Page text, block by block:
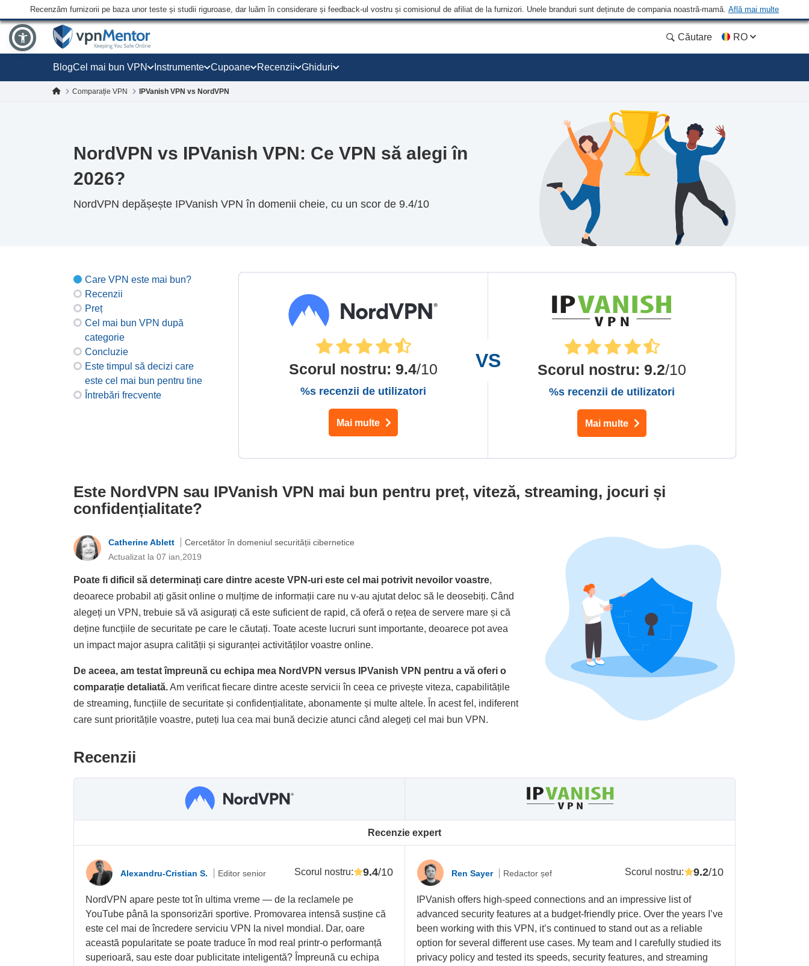
Recenzăm furnizorii pe baza unor teste și studii riguroase, dar luăm în considerare și feedback-ul vostru și comisionul de afiliat de la furnizori. Unele branduri sunt deținute de compania noastră-mamă. Află mai multe
Căutare RO
BlogCel mai bun VPN Instrumente Cupoane Recenzii Ghiduri
Comparație VPN IPVanish VPN vs NordVPN
NordVPN vs IPVanish VPN: Ce VPN să alegi în
2026?
NordVPN depășește IPVanish VPN în domenii cheie, cu un scor de 9.4/10
Care VPN este mai bun?
Recenzii
Preț
Cel mai bun VPN după
categorie
Concluzie
Este timpul să decizi care
este cel mai bun pentru tine
Întrebări frecvente
Scorul nostru: 9.4/10
%s recenzii de utilizatori
Mai multe
Scorul nostru: 9.2/10
%s recenzii de utilizatori
Mai multe
Este NordVPN sau IPVanish VPN mai bun pentru preț, viteză, streaming, jocuri și
confidențialitate?
Catherine Ablett
Cercetător în domeniul securității cibernetice
Actualizat la 07 ian,2019
Poate fi dificil să determinați care dintre aceste VPN-uri este cel mai potrivit nevoilor voastre,
deoarece probabil ați găsit online o mulțime de informații care nu v-au ajutat deloc să le deosebiți. Când
alegeți un VPN, trebuie să vă asigurați că este suficient de rapid, că oferă o rețea de servere mare și că
deține funcțiile de securitate pe care le căutați. Toate aceste lucruri sunt importante, deoarece pot avea
un impact major asupra calității și siguranței activităților voastre online.
De aceea, am testat împreună cu echipa mea NordVPN versus IPVanish VPN pentru a vă oferi o
comparație detaliată.Am verificat fiecare dintre aceste servicii în ceea ce privește viteza, capabilitățile
de streaming, funcțiile de securitate și confidențialitate, abonamente și multe altele. În acest fel, indiferent
care sunt prioritățile voastre, puteți lua cea mai bună decizie atunci când alegeți cel mai bun VPN.
Recenzii
Recenzie expert
Alexandru-Cristian S. Editor senior Scorul nostru: 9.4/10
NordVPN apare peste tot în ultima vreme — de la reclamele pe
YouTube până la sponsorizări sportive. Promovarea intensă susține că
este cel mai de încredere serviciu VPN la nivel mondial. Dar, oare
această popularitate se poate traduce în mod real printr-o performanță
superioară, sau este doar publicitate inteligentă? Împreună cu echipa
Ren Sayer Redactor șef Scorul nostru: 9.2/10
IPVanish offers high-speed connections and an impressive list of
advanced security features at a budget-friendly price. Over the years I’ve
been working with this VPN, it’s continued to stand out as a reliable
option for several different use cases. My team and I carefully studied its
privacy policy and tested its speeds, security features, and streaming